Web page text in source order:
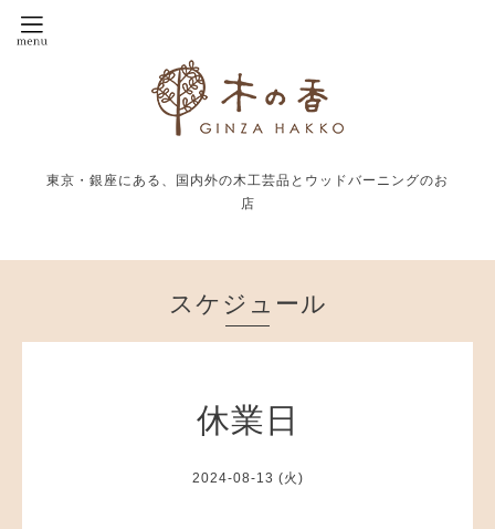
東京・銀座にある、国内外の木工芸品とウッドバーニングのお
店
スケジュール
休業日
2024-08-13 (火)